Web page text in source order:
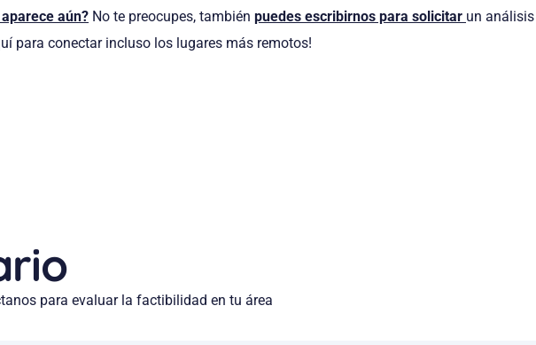
aún? No te preocupes, también puedes escribirnos para solicitar un
para conectar incluso los lugares más remotos!
para evaluar la factibilidad en tu área